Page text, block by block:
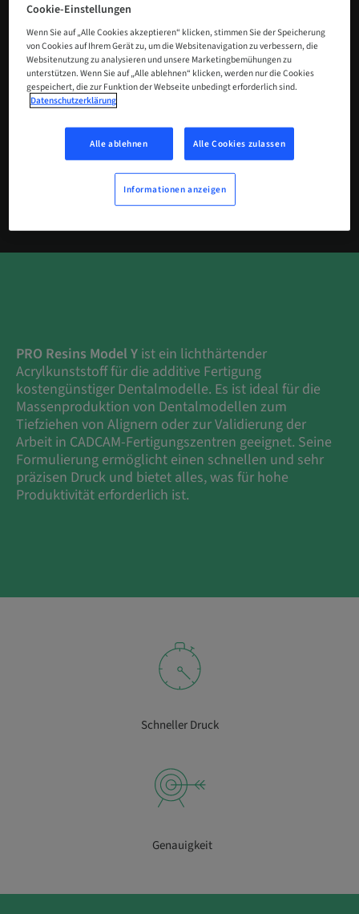
Massenproduktion von Modellen
ist da.
JETZT KAUFEN
ZURÜCK ZUR STARTSEITE VON PRO
RESINS
PRO Resins Model Y ist ein lichthärtender
Acrylkunststoff für die additive Fertigung
kostengünstiger Dentalmodelle. Es ist ideal für die
Massenproduktion von Dentalmodellen zum
Tiefziehen von Alignern oder zur Validierung der
Arbeit in CADCAM-Fertigungszentren geeignet. Seine
Formulierung ermöglicht einen schnellen und sehr
präzisen Druck und bietet alles, was für hohe
Produktivität erforderlich ist.
Schneller Druck
Genauigkeit
Cookie-Einstellungen
Wenn Sie auf „Alle Cookies akzeptieren“ klicken, stimmen Sie der Speicherung
von Cookies auf Ihrem Gerät zu, um die Websitenavigation zu verbessern, die
Websitenutzung zu analysieren und unsere Marketingbemühungen zu
unterstützen. Wenn Sie auf „Alle ablehnen“ klicken, werden nur die Cookies
gespeichert, die zur Funktion der Webseite unbedingt erforderlich sind.
Datenschutzerklärung
Alle ablehnen Alle Cookies zulassen
Informationen anzeigen